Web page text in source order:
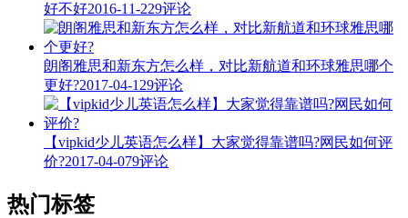
好不好2016-11-229评论
朗阁雅思和新东方怎么样，对比新航道和环球雅思哪个
更好?2017-04-129评论
【vipkid少儿英语怎么样】大家觉得靠谱吗?网民如何评
价?2017-04-079评论
热门标签